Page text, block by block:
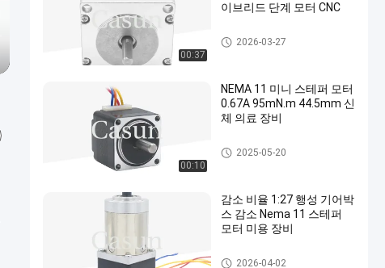
00:37
이브리드 단계 모터 CNC
nema 23 스테퍼 모터
2026-03-27
00:10
NEMA 11 미니 스테퍼 모터
0.67A 95mN.m 44.5mm 신
체 의료 장비
nema 11 스텝 모터
2025-05-20
감소 비율 1:27 행성 기어박
스 감소 Nema 11 스테퍼
모터 미용 장비
NEMA 11은 스텝 모터에 기어
2026-04-02